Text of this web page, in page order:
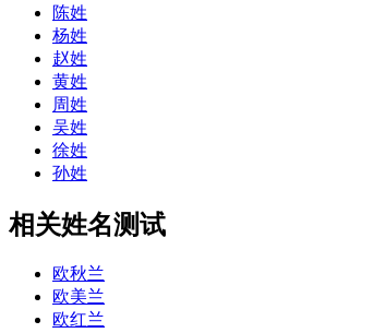
陈姓
杨姓
赵姓
黄姓
周姓
吴姓
徐姓
孙姓
相关姓名测试
欧秋兰
欧美兰
欧红兰